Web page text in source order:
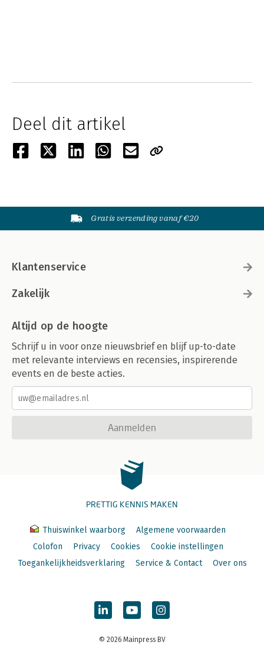
Deel dit artikel
Gratis verzending vanaf €20
Klantenservice
Zakelijk
Altijd op de hoogte
Schrijf u in voor onze nieuwsbrief en blijf up-to-date
met relevante interviews en recensies, inspirerende
events en de beste acties.
Aanmelden
PRETTIG KENNIS MAKEN
Thuiswinkel waarborg
Algemene voorwaarden
Colofon
Privacy Cookies
Cookie instellingen
Toegankelijkheidsverklaring
Service & Contact Over ons
© 2026 Mainpress BV